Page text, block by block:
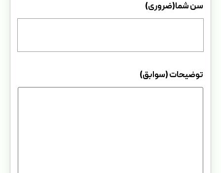
سن شما(ضروری)
توضیحات (سوابق)